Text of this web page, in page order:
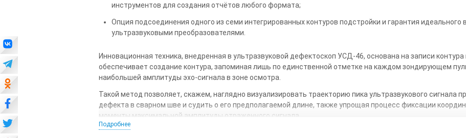
инструментов для создания отчётов любого формата;
Опция подсоединения одного из семи интегрированных контуров подстройки и гарантия
ультразвуковыми преобразователями.
Инновационная техника, внедренная в ультразвуковой дефектоскоп УСД-46, основана на записи контура
обеспечивает создание контура, запоминая лишь по единственной отметке на каждом зондирующем
наибольшей амплитуды эхо-сигнала в зоне осмотра.
Такой метод позволяет, скажем, наглядно визуализировать траекторию пика ультразвукового сигнала
дефекта в сварном шве и судить о его предполагаемой длине, также упрощая процесс фиксации
моменты максимальной амплитуды отраженного сигнала.
Подробнее